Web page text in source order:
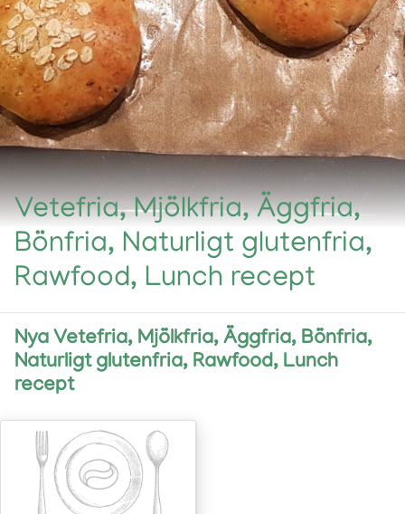
Vetefria, Mjölkfria, Äggfria,
Bönfria, Naturligt glutenfria,
Rawfood, Lunch recept
Nya Vetefria, Mjölkfria, Äggfria, Bönfria,
Naturligt glutenfria, Rawfood, Lunch
recept